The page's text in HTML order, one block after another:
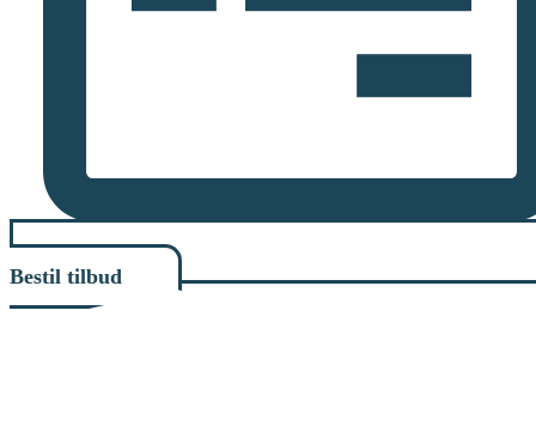
Bestil tilbud